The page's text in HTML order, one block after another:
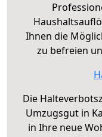
Ihnen die
zu befreien
Die
Umzugsgut in
in Ihre neue